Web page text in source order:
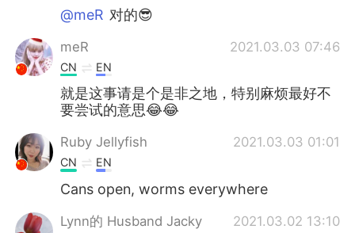
@meR 对的😎
meR 2021.03.03 07:46
CN EN
就是这事请是个是非之地，特别麻烦最好不
要尝试的意思😂😂
Ruby Jellyfish 2021.03.03 01:01
CN EN
Cans open, worms everywhere
Lynn的 Husband Jacky 2021.03.02 13:10